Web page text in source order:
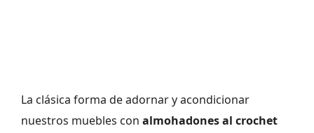
La clásica forma de adornar y acondicionar
nuestros muebles con almohadones al crochet